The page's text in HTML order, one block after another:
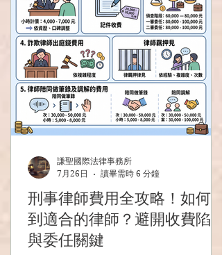
刑事律師費用全攻略！如何找
到適合的律師？避開收費陷阱
與委任關鍵
謙聖國際法律事務所
7月26日
讀畢需時 6 分鐘